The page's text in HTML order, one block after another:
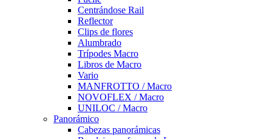
Centrándose Rail
Reflector
Clips de flores
Alumbrado
Trípodes Macro
Libros de Macro
Vario
MANFROTTO / Macro
NOVOFLEX / Macro
UNILOC / Macro
Panorámico
Cabezas panorámicas